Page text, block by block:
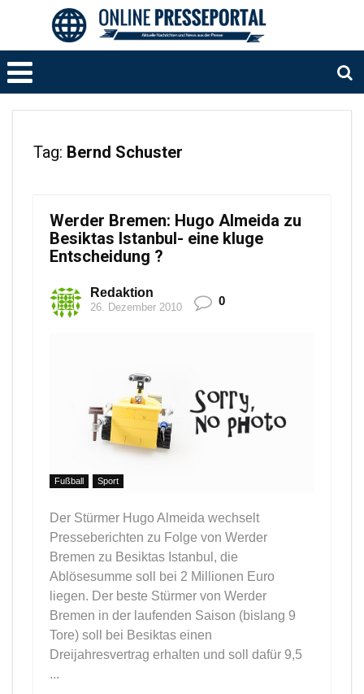
Tag: Bernd Schuster
Werder Bremen: Hugo Almeida zu
Besiktas Istanbul- eine kluge
Entscheidung ?
Redaktion
26. Dezember 2010 0
Fußball Sport
Der Stürmer Hugo Almeida wechselt
Presseberichten zu Folge von Werder
Bremen zu Besiktas Istanbul, die
Ablösesumme soll bei 2 Millionen Euro
liegen. Der beste Stürmer von Werder
Bremen in der laufenden Saison (bislang 9
Tore) soll bei Besiktas einen
Dreijahresvertrag erhalten und soll dafür 9,5
...